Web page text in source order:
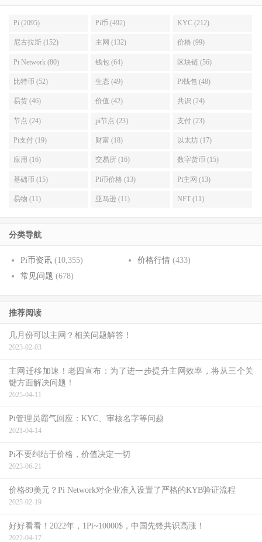
Pi (2095) Pi币 (492) KYC (212)
尼古拉斯 (152) 主网 (132) 价格 (99)
Pi Network (80) 钱包 (64) 区块链 (56)
比特币 (52) 生态 (49) Pi钱包 (48)
易货 (46) 价值 (42) 共识 (24)
节点 (24) pi节点 (23) 支付 (23)
Pi支付 (19) 财富 (18) 以太坊 (17)
应用 (16) 交易所 (16) 数字货币 (15)
基础币 (15) Pi币价格 (13) Pi主网 (13)
易物 (11) 亚马逊 (11) NFT (11)
分类导航
Pi币资讯 (10,355) 价格行情(433)
常见问题 (678)
推荐阅读
几月份可以主网？相关问题解答！
2023-02-03
主网迁移加速！老四宣布：为了进一步提升主网效率，将从三个关
键方面解决问题！
2025-04-11
Pi管理员霸气回应：KYC、审核名字等问题
2021-04-14
Pi不要纠结于价格，价值决定一切
2023-06-21
价格89美元？Pi Network对企业准入设置了严格的KYB验证流程
2025-02-19
好好看看！2022年，1Pi~10000$，中国先锋共识高涨！
2022-04-17